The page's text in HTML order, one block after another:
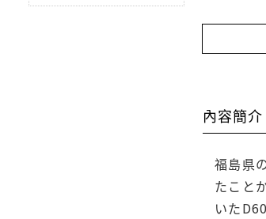
內容簡介
福島県
たこと
いた